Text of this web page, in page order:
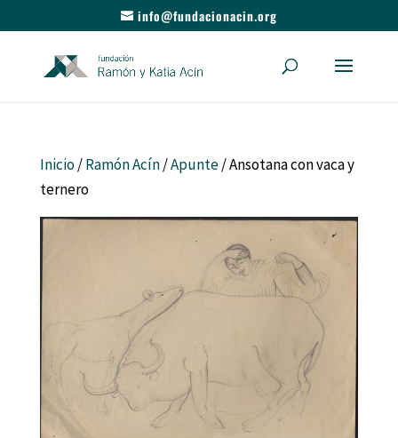
info@fundacionacin.org
Inicio/Ramón Acín/Apunte/ Ansotana con vaca y
ternero